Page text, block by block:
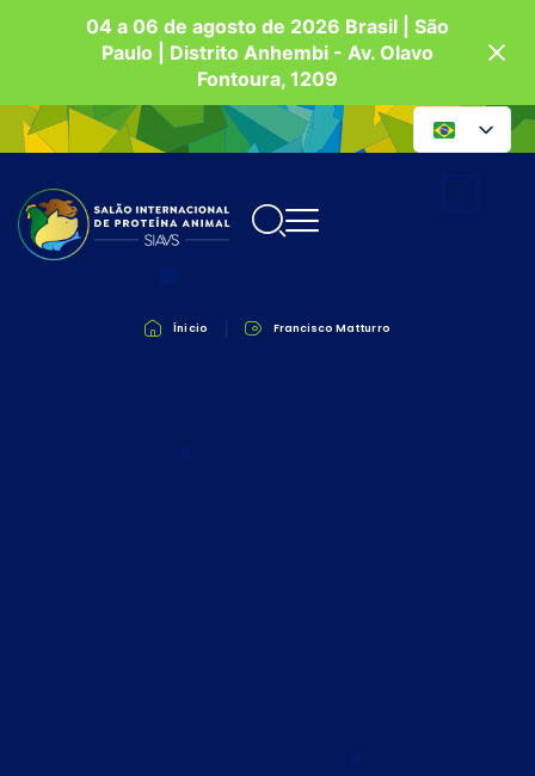
04 a 06 de agosto de 2026 Brasil | São
Paulo | Distrito Anhembi - Av. Olavo
Fontoura, 1209
Ínicio Francisco Matturro